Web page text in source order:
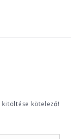
kötelező!